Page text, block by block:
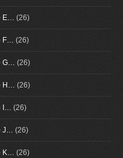
E… (26)
F… (26)
G… (26)
H… (26)
I… (26)
J… (26)
K… (26)